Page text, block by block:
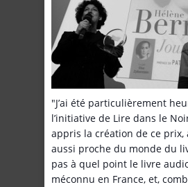
"J’ai été particulièrement
l’initiative de Lire dans le
appris la création de ce prix,
aussi proche du monde du
pas à quel point le livre
méconnu en France, et,